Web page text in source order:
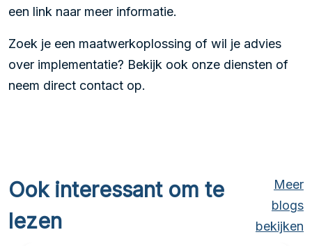
een link naar meer informatie.
Zoek je een maatwerkoplossing of wil je advies
over implementatie? Bekijk ook onze diensten of
neem direct contact op.
Ook interessant om te
lezen
Meer
blogs
bekijken